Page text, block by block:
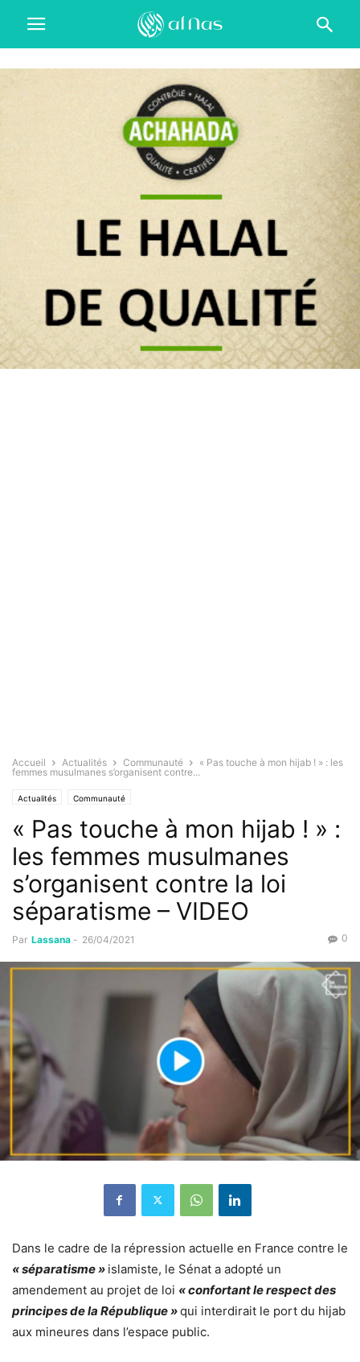
Accueil Actualités Communauté
« Pas touche à mon hijab ! » : les
femmes musulmanes s’organisent contre...
Actualités Communauté
« Pas touche à mon hijab ! » :
les femmes musulmanes
s’organisent contre la loi
séparatisme – VIDEO
Par Lassana - 26/04/2021 0
Dans le cadre de la répression actuelle en France contre le
« séparatisme » islamiste, le Sénat a adopté un
amendement au projet de loi « confortant le respect des
principes de la République »qui interdirait le port du hijab
aux mineures dans l’espace public.